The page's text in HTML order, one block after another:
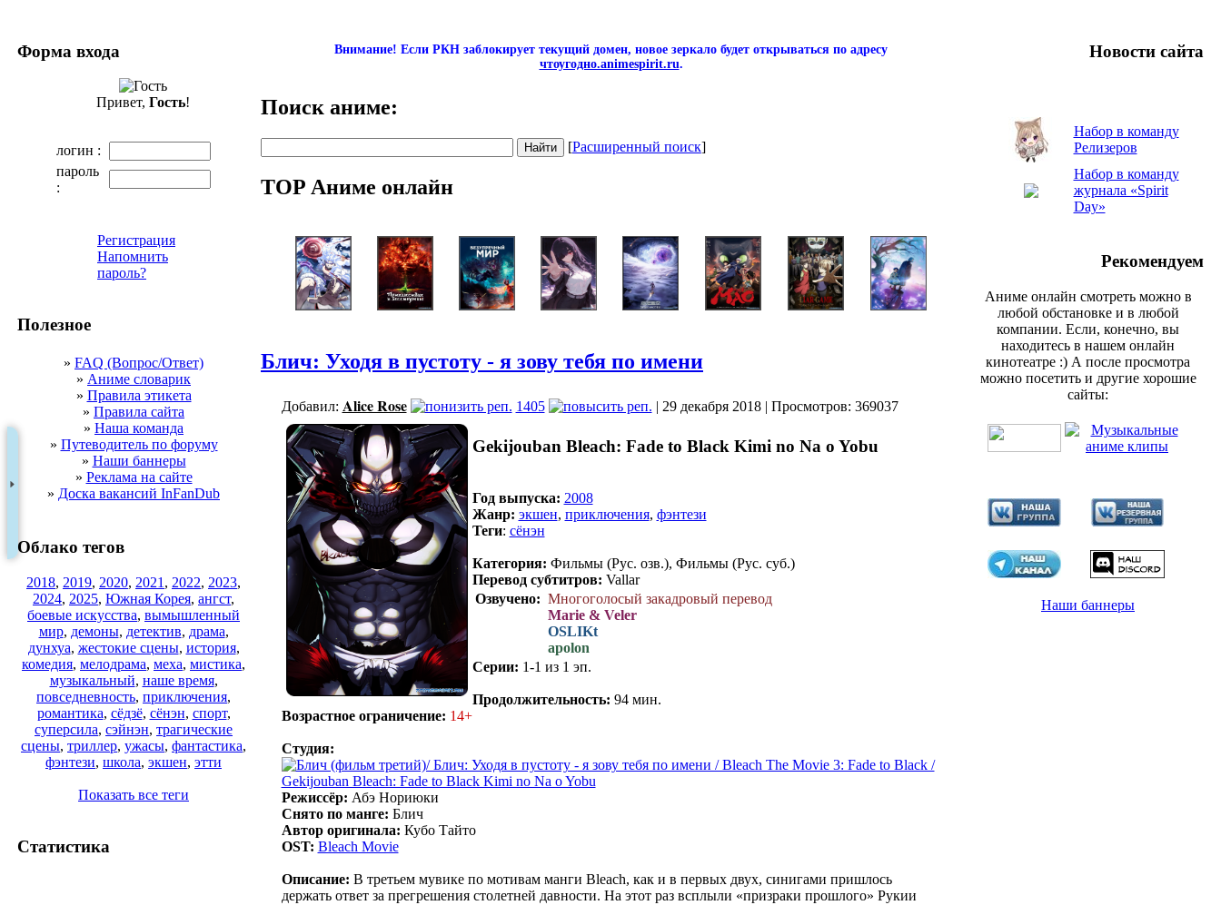
Форма входа
Привет, Гость!
логин :
пароль
:
Регистрация
Напомнить
пароль?
Полезное
» FAQ (Вопрос/Ответ)
» Аниме словарик
» Правила этикета
» Правила сайта
» Наша команда
» Путеводитель по форуму
» Наши баннеры
» Реклама на сайте
» Доска вакансий InFanDub
Облако тегов
2018, 2019, 2020, 2021 , 2022, 2023,
2024, 2025, Южная Корея, ангст,
боевые искусства, вымышленный
мир, демоны, детектив, драма,
дунхуа, жестокие сцены, история,
комедия, мелодрама, меха, мистика,
музыкальный, наше время,
повседневность, приключения,
романтика, сёдзё, сёнэн, спорт,
суперсила, сэйнэн, трагические
сцены, триллер, ужасы, фантастика,
фэнтези, школа, экшен, этти
Показать все теги
Статистика
Внимание! Если РКН заблокирует текущий домен, новое зеркало будет открываться по адресу
чтоугодно.animespirit.ru.
Поиск аниме:
[Расширенный поиск]
TOP Аниме онлайн
Блич: Уходя в пустоту - я зову тебя по имени
Добавил: Alice Rose 1405 | 29 декабря 2018 | Просмотров: 369037
Gekijouban Bleach: Fade to Black Kimi no Na o Yobu
Год выпуска: 2008
Жанр: экшен, приключения, фэнтези
Теги: сёнэн
Категория: Фильмы (Рус. озв.), Фильмы (Рус. суб.)
Перевод субтитров: Vallar
Озвучено: Многоголосый закадровый перевод
Marie & Veler
OSLIKt
apolon
Серии: 1-1 из 1 эп.
Продолжительность: 94 мин.
Возрастное ограничение: 14+
Студия:
Режиссёр: Абэ Нориюки
Снято по манге: Блич
Автор оригинала: Кубо Тайто
OST: Bleach Movie
Описание: В третьем мувике по мотивам манги Bleach, как и в первых двух, синигами пришлось
держать ответ за прегрешения столетней давности. На этот раз всплыли «призраки прошлого» Рукии
Новости сайта
Набор в команду
Релизеров
Набор в команду
журнала «Spirit
Day»
Рекомендуем
Аниме онлайн смотреть можно в
любой обстановке и в любой
компании. Если, конечно, вы
находитесь в нашем онлайн
кинотеатре :) А после просмотра
можно посетить и другие хорошие
сайты:
Наши баннеры